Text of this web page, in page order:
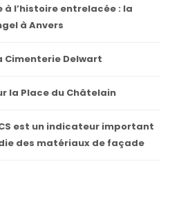
à l’histoire entrelacée : la
à Anvers
Cimenterie Delwart
la Place du Châtelain
est un indicateur important
des matériaux de façade